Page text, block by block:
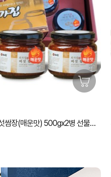
쌈장(매운맛) 500gx2병 선물세